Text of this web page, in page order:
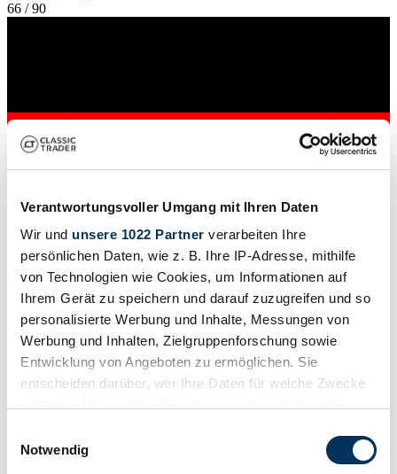
Verantwortungsvoller Umgang mit Ihren Daten
Wir und unsere 1022 Partner verarbeiten Ihre
persönlichen Daten, wie z. B. Ihre IP-Adresse, mithilfe
von Technologien wie Cookies, um Informationen auf
Ihrem Gerät zu speichern und darauf zuzugreifen und so
personalisierte Werbung und Inhalte, Messungen von
Werbung und Inhalten, Zielgruppenforschung sowie
Entwicklung von Angeboten zu ermöglichen. Sie
entscheiden darüber, wer Ihre Daten für welche Zwecke
Trigger Symbol ändern oder widerrufen
Notwendig
66 / 90
Private seller